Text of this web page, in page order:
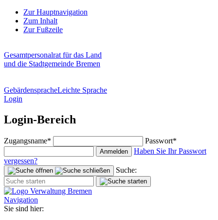
Zur Hauptnavigation
Zum Inhalt
Zur Fußzeile
Gesamtpersonalrat für das Land
und die Stadtgemeinde Bremen
GebärdenspracheLeichte Sprache
Login
Login-Bereich
Zugangsname* Passwort*
Anmelden
Haben Sie Ihr Passwort
vergessen?
Suche:
Navigation
Sie sind hier: